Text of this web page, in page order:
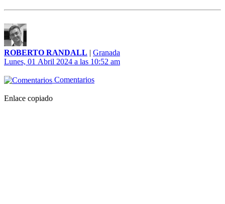
ROBERTO RANDALL | Granada
Lunes, 01 Abril 2024 a las 10:52 am
Comentarios
Enlace copiado